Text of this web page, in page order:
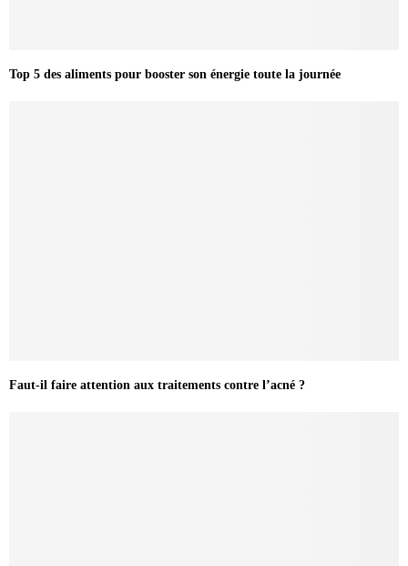
Top 5 des aliments pour booster son énergie toute la journée
Faut-il faire attention aux traitements contre l’acné ?